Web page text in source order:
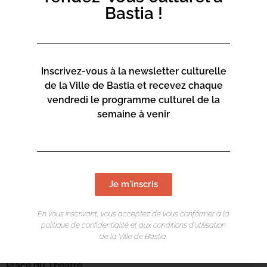
LIEU DE L'ÉVÉNEMENT
Mediateca Centru Cità
Bastia !
Inscrivez-vous à la newsletter culturelle
de la Ville de Bastia et recevez chaque
vendredi le programme culturel de la
semaine à venir
Je m'inscris
En vous inscrivant, vous acceptez de vous conformer à la
politique de confidentialité et aux conditions d’utilisation
de la Ville de Bastia.